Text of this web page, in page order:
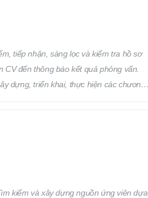
tiếp nhận, sàng lọc và kiểm tra hồ sơ
đến thông báo kết quả phỏng vấn.
dựng, triển khai, thực hiện các chương
kiếm và xây dựng nguồn ứng viên dựa